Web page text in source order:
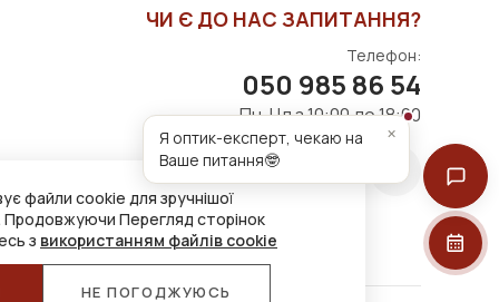
файли cookie для зручнішої
Продовжуючи Перегляд сторінок
з використанням файлів cookie
НЕ ПОГОДЖУЮСЬ
ЧИ Є ДО НАС ЗАПИТАННЯ?
Телефон:
050 985 86 54
Пн-Нд з 10:00 до 18:00
Я оптик-експерт, чекаю на
Ваше питання🤓
×